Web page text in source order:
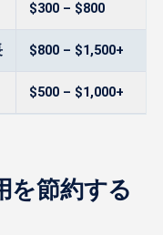
$300 – $800
$800 – $1,500+
$500 – $1,000+
を節約する